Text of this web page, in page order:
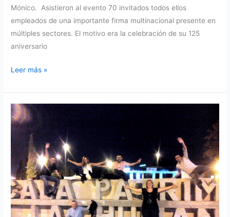
Mónico. Asistieron al evento 70 invitados todos ellos
empleados de una importante firma multinacional presente en
múltiples sectores. El motivo era la celebración de su 125
aniversario
Cata
Vinos
en
Madrid
Leer más »